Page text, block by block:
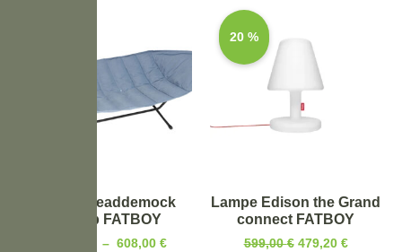
Hamac headdemock
superb FATBOY
– 608,00€
20 %
Lampe Edison the Grand
connect FATBOY
599,00€ 479,20 €